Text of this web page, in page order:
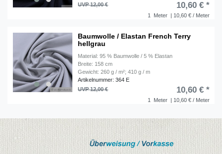
1 Meter | 10,60 € / Meter
UVP 12,00 € 10,60 € *
Baumwolle / Elastan French Terry
hellgrau
Material: 95 % Baumwolle / 5 % Elastan
Breite: 158 cm
Gewicht: 260 g / m²; 410 g / m
Artikelnummer: 364 E
1 Meter | 10,60 € / Meter
UVP 12,00 € 10,60 € *